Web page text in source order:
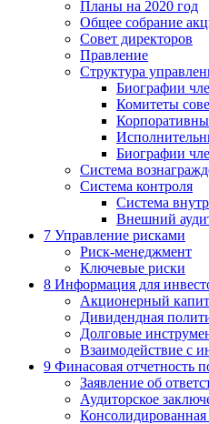
Планы на 2020 год
Общее собрание
Совет директоров
Правление
Структура
Биографии
Комитеты
Биографии
Система
Система контроля
Система
Внешний
7 Управление рисками
Риск-менеджмент
Ключевые риски
8 Информация для
Акционерный
Дивидендная
Долговые
Взаимодействие с
9 Финасовая
Заявление об
Аудиторское
Консолидированная